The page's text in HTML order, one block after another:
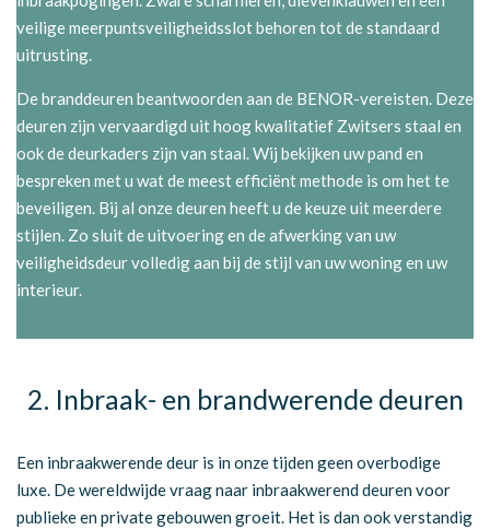
veilige meerpuntsveiligheidsslot behoren tot de standaard
uitrusting.
De branddeuren beantwoorden aan de BENOR-vereisten. Deze
deuren zijn vervaardigd uit hoog kwalitatief Zwitsers staal en
ook de deurkaders zijn van staal. Wij bekijken uw pand en
bespreken met u wat de meest efficiënt methode is om het te
beveiligen. Bij al onze deuren heeft u de keuze uit meerdere
stijlen. Zo sluit de uitvoering en de afwerking van uw
veiligheidsdeur volledig aan bij de stijl van uw woning en uw
interieur.
2. Inbraak- en brandwerende deuren
Een inbraakwerende deur is in onze tijden geen overbodige
luxe. De wereldwijde vraag naar inbraakwerend deuren voor
publieke en private gebouwen groeit. Het is dan ook verstandig